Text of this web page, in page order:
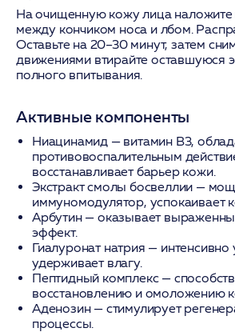
На очищенную кожу лица наложите
между кончиком носа и лбом.
Оставьте на 20–30 минут, затем
движениями втирайте оставшуюся
полного впитывания.
Активные компоненты
Ниацинамид — витамин B3,
противовоспалительным
восстанавливает барьер кожи.
Экстракт смолы босвеллии —
иммуномодулятор, успокаивает
Арбутин— оказывает
эффект.
Гиалуронат натрия — интенсивно
удерживает влагу.
Пептидный комплекс—
восстановлению и омоложению
Аденозин— стимулирует
процессы.